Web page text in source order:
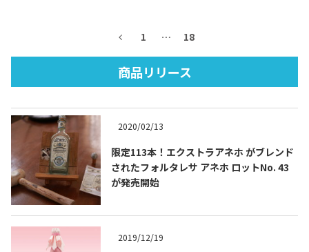
トピックス一覧 イベント一覧
Events List
お問合せ
Contact
テキーラ・メスカルが飲める
1 … 18
商品リリース
2020/02/13
限定113本！エクストラアネホ がブレンド
されたフォルタレサ アネホ ロットNo. 43
が発売開始
2019/12/19